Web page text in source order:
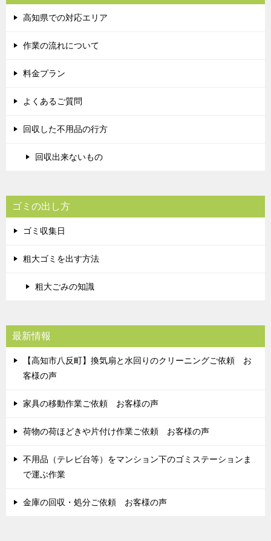
高知県での対応エリア
作業の流れについて
料金プラン
よくあるご質問
回収した不用品の行方
回収出来ないもの
ゴミの出し方
ゴミ収集日
粗大ゴミを出す方法
粗大ごみの知識
最新情報
【高知市八反町】換気扇と水回りのクリーニングご依頼 お
客様の声
家具の移動作業ご依頼 お客様の声
荷物の荷ほどきや片付け作業ご依頼 お客様の声
不用品（テレビ台等）をマンション下のゴミステーションま
で運ぶ作業
金庫の回収・処分ご依頼 お客様の声